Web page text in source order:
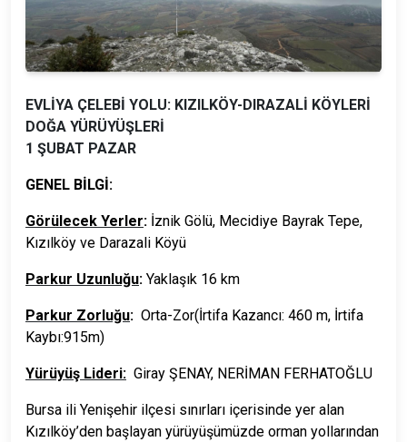
EVLİYA ÇELEBİ YOLU: KIZILKÖY-DIRAZALİ KÖYLERİ
DOĞA YÜRÜYÜŞLERİ
1 ŞUBAT PAZAR
GENEL BİLGİ:
Görülecek Yerler: İznik Gölü, Mecidiye Bayrak Tepe,
Kızılköy ve Darazali Köyü
Parkur Uzunluğu: Yaklaşık 16 km
Parkur Zorluğu: Orta-Zor(İrtifa Kazancı: 460 m, İrtifa
Kaybı:915m)
Yürüyüş Lideri: Giray ŞENAY, NERİMAN FERHATOĞLU
Bursa ili Yenişehir ilçesi sınırları içerisinde yer alan
Kızılköy’den başlayan yürüyüşümüzde orman yollarından